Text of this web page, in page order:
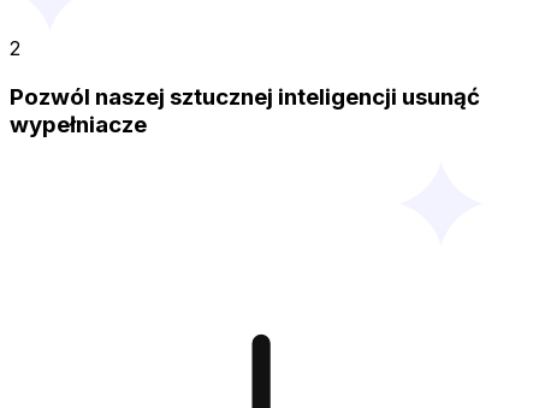
2
Pozwól naszej sztucznej inteligencji usunąć
wypełniacze